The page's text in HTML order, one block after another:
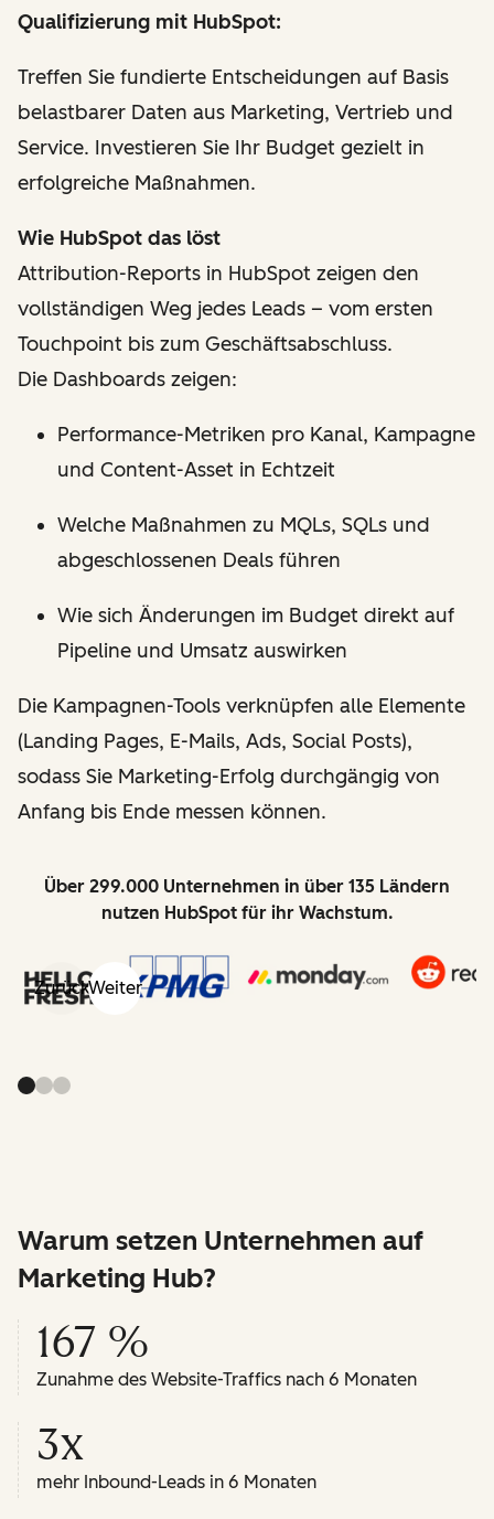
Qualifizierung mit HubSpot:
Treffen Sie fundierte Entscheidungen auf Basis
belastbarer Daten aus Marketing, Vertrieb und
Service. Investieren Sie Ihr Budget gezielt in
erfolgreiche Maßnahmen.
Wie HubSpot das löst
Attribution-Reports in HubSpot zeigen den
vollständigen Weg jedes Leads – vom ersten
Touchpoint bis zum Geschäftsabschluss.
Die Dashboards zeigen:
Performance-Metriken pro Kanal, Kampagne
und Content-Asset in Echtzeit
Welche Maßnahmen zu MQLs, SQLs und
abgeschlossenen Deals führen
Wie sich Änderungen im Budget direkt auf
Pipeline und Umsatz auswirken
Die Kampagnen-Tools verknüpfen alle Elemente
(Landing Pages, E-Mails, Ads, Social Posts),
sodass Sie Marketing-Erfolg durchgängig von
Anfang bis Ende messen können.
Über 299.000 Unternehmen in über 135 Ländern
nutzen HubSpot für ihr Wachstum.
ZurückWeiter
Warum setzen Unternehmen auf
Marketing Hub?
167 %
Zunahme des Website-Traffics nach 6 Monaten
3x
mehr Inbound-Leads in 6 Monaten